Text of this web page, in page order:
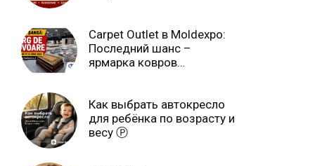
Carpet Outlet в Moldexpo:
Последний шанс –
ярмарка ковров
Как выбрать автокресло
для ребёнка по возрасту и
весу Ⓟ